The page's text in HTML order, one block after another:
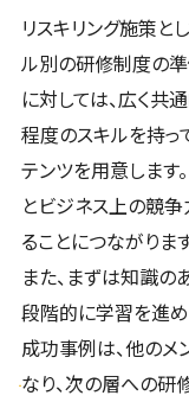
リスキリング施策と
ル別の研修制度の
に対しては、広く共
程度のスキルを持っ
テンツを用意します
とビジネス上の競
ることにつながります
また、まずは知識の
段階的に学習を進め
成功事例は、他の
なり、次の層への研